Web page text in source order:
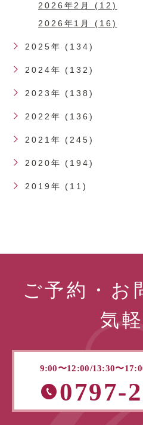
2026年2月 (12)
2026年1月 (16)
2025年 (134)
2024年 (132)
2023年 (138)
2022年 (136)
2021年 (245)
2020年 (194)
2019年 (11)
ご予約・お
気
9:00〜12:00/13:30〜
0797-